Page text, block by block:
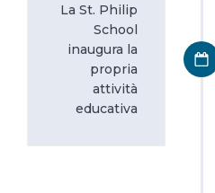
La St. Philip
School
inaugura la
propria
attività
educativa